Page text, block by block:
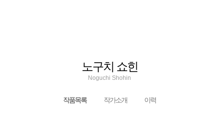
노구치 쇼힌
Noguchi Shohin
작품목록 작가소개 이력